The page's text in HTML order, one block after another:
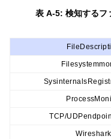
表 A-5: 検知するフ
TCP/
Wireshark